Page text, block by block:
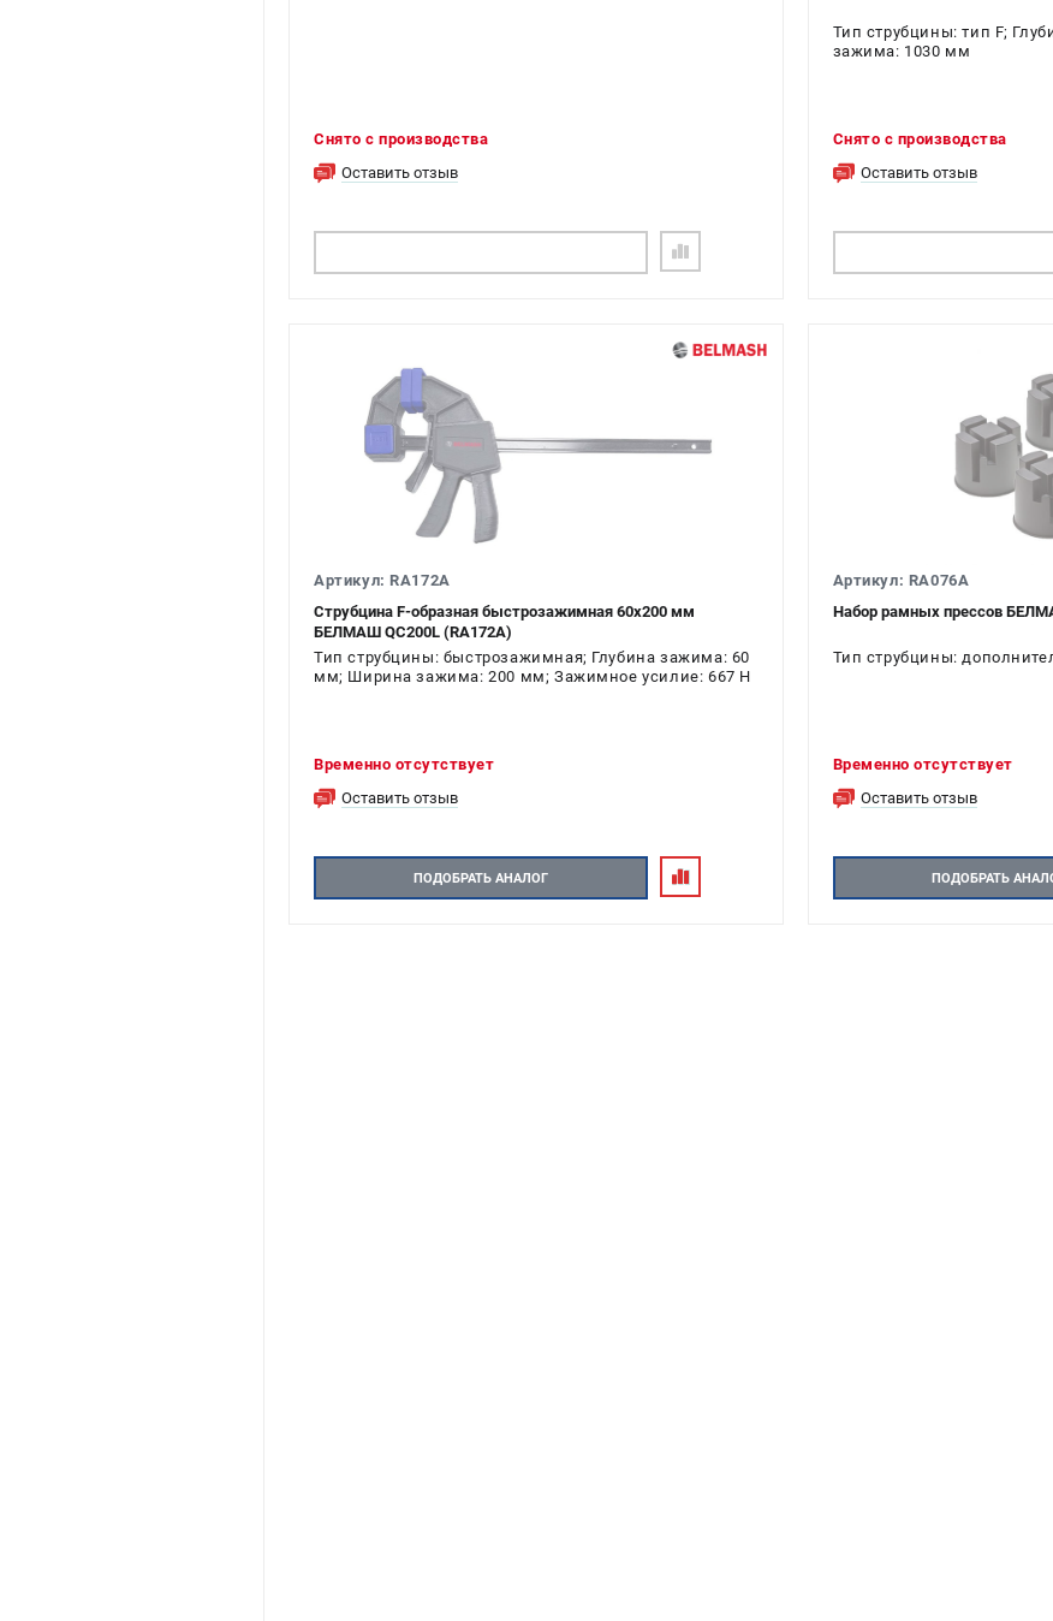
Снято с производства
Оставить отзыв
Тип струбцины: тип F;
зажима: 1030 мм
Снято с производства
Оставить отзыв
Артикул: RA172A
Струбцина F-образная быстрозажимная 60х200 мм
БЕЛМАШ QC200L (RA172A)
Тип струбцины: быстрозажимная; Глубина зажима: 60
мм; Ширина зажима: 200 мм; Зажимное усилие: 667 Н
Временно отсутствует
Оставить отзыв
ПОДОБРАТЬ АНАЛОГ
Артикул: RA076A
Набор рамных прессов
Тип струбцины:
Временно отсутствует
Оставить отзыв
ПОДОБРАТЬ